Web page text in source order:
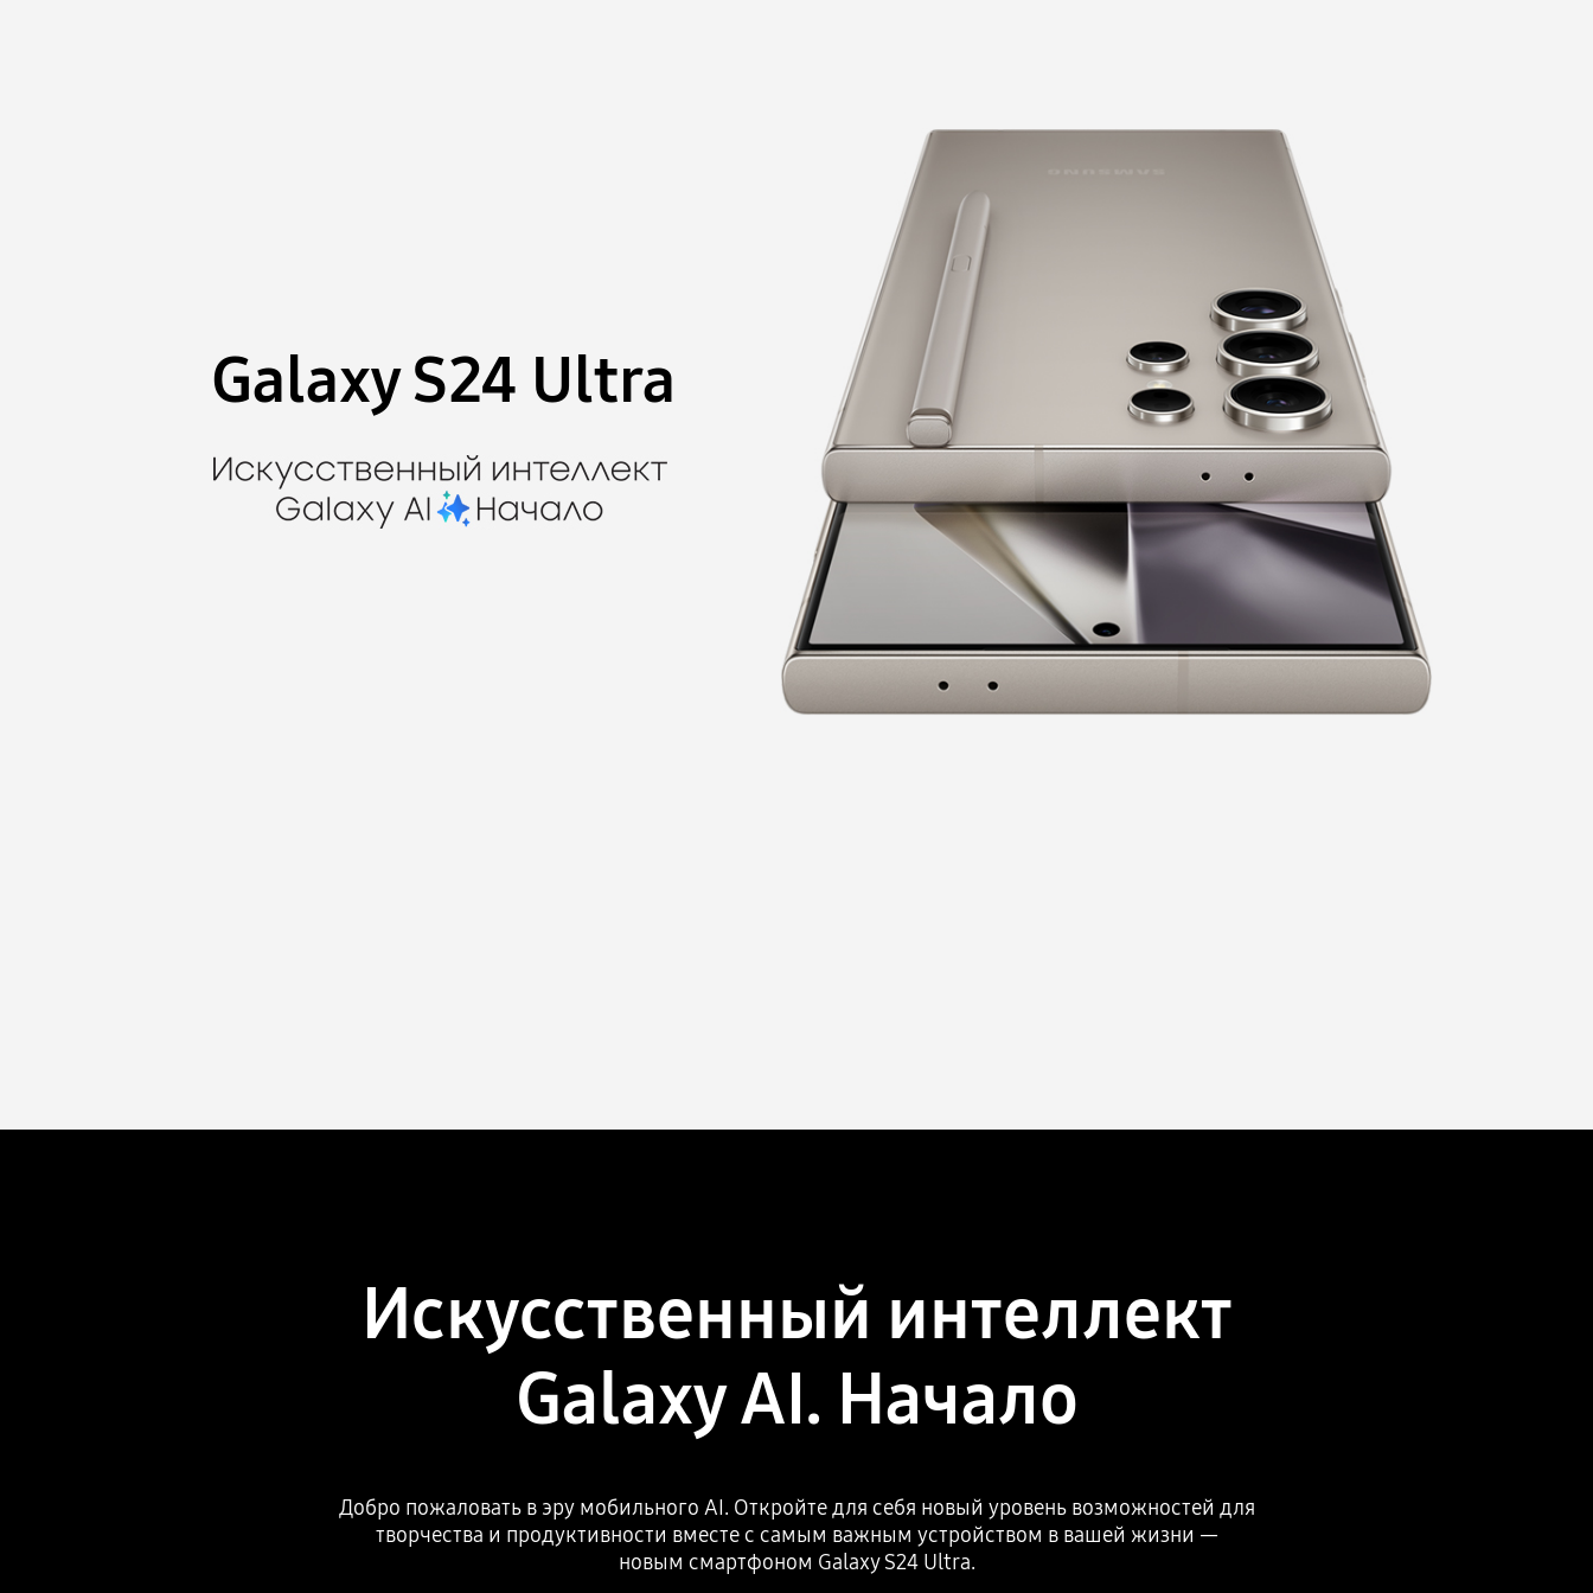
Galaxy S24 Ultra
Искусственный интеллект
Galaxy AI. Начало
Добро пожаловать в эру мобильного AI. Откройте для себя новый уровень возможностей для
творчества и продуктивности вместе с самым важным устройством в вашей жизни —
новым смартфоном Galaxy S24 Ultra.